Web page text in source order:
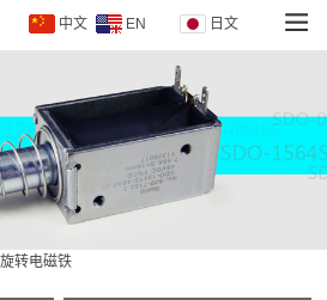
中文 EN 日文
旋转电磁铁